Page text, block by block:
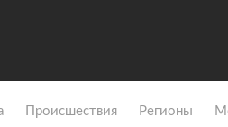
Происшествия Регионы